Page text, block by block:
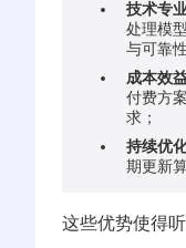
技术专
处理模
与可靠性
成本效
付费方
求；
持续优
期更新
这些优势使得